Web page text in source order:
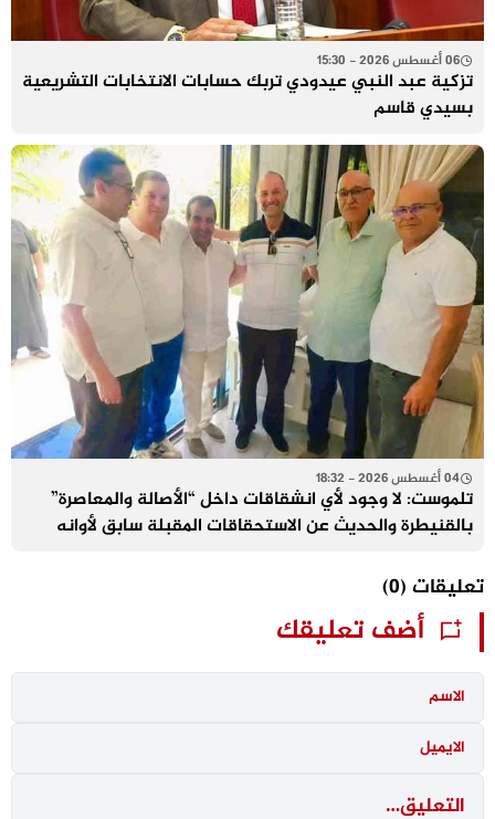
06 أغسطس 2026 - 15:30
تزكية عبد النبي عيدودي تربك حسابات الانتخابات التشريعية
بسيدي قاسم
04 أغسطس 2026 - 18:32
تلموست: لا وجود لأي انشقاقات داخل “الأصالة والمعاصرة”
بالقنيطرة والحديث عن الاستحقاقات المقبلة سابق لأوانه
تعليقات (0)
أضف تعليقك